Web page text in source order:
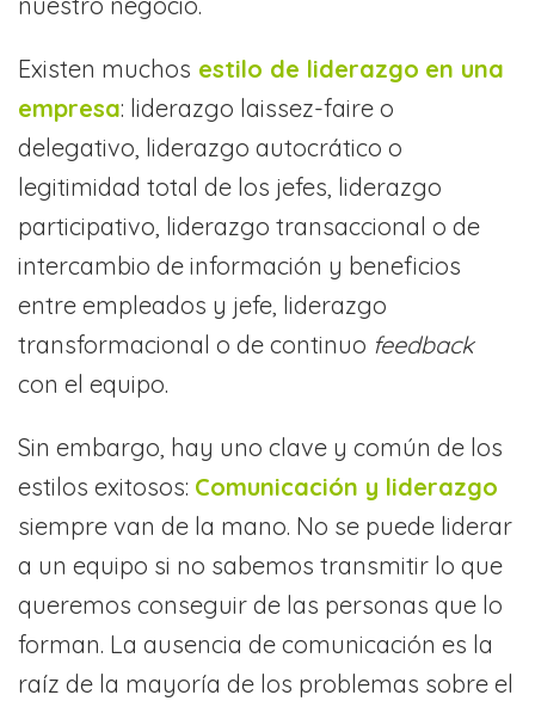
Existen muchos estilo de liderazgo en una
empresa: liderazgo laissez-faire o
delegativo, liderazgo autocrático o
legitimidad total de los jefes, liderazgo
participativo, liderazgo transaccional o de
intercambio de información y beneficios
entre empleados y jefe, liderazgo
transformacional o de continuo feedback
con el equipo.
Sin embargo, hay uno clave y común de los
estilos exitosos: Comunicación y liderazgo
siempre van de la mano. No se puede liderar
a un equipo si no sabemos transmitir lo que
queremos conseguir de las personas que lo
forman. La ausencia de comunicación es la
raíz de la mayoría de los problemas sobre el